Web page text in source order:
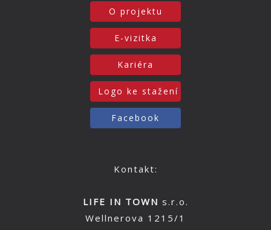
O projektu
E-vizitka
Kariéra
Logo ke stažení
Facebook
Kontakt:
LIFE IN TOWN s.r.o.
Wellnerova 1215/1